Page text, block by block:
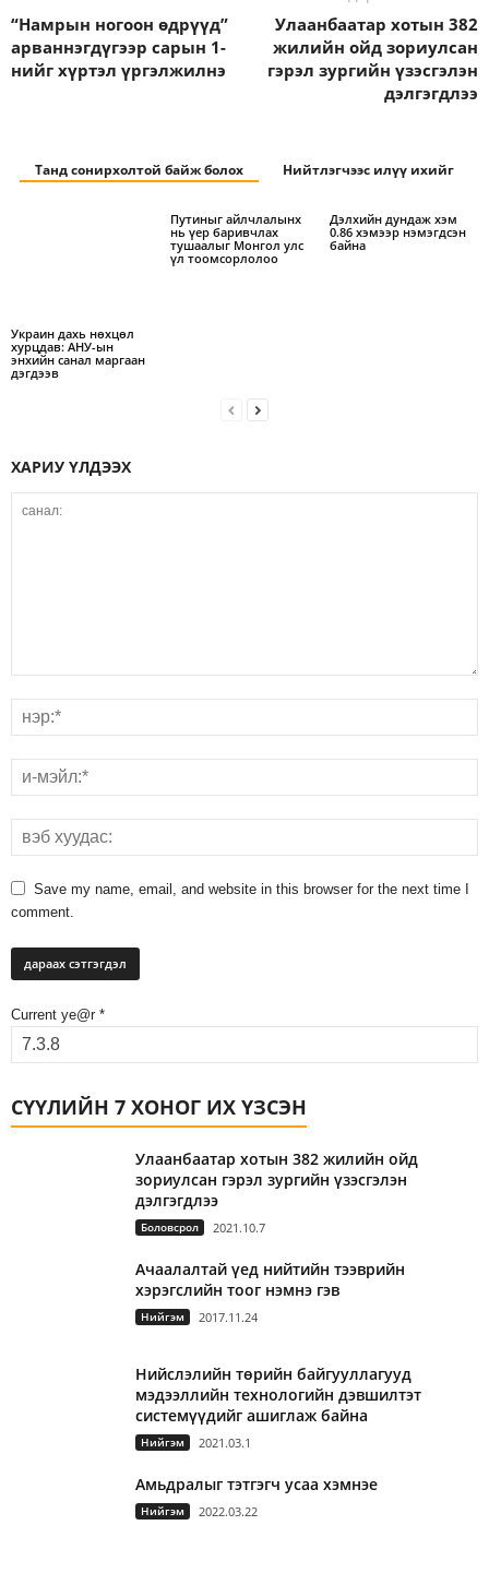
“Намрын ногоон өдрүүд”
арваннэгдүгээр сарын 1-
нийг хүртэл үргэлжилнэ
Улаанбаатар хотын 382
жилийн ойд зориулсан
гэрэл зургийн үзэсгэлэн
дэлгэгдлээ
Танд сонирхолтой байж болох Нийтлэгчээс илүү ихийг
Украин дахь нөхцөл
хурцдав: АНУ-ын
энхийн санал маргаан
дэгдээв
Путиныг айлчлалынх
нь үер баривчлах
тушаалыг Монгол улс
үл тоомсорлолоо
Дэлхийн дундаж хэм
0.86 хэмээр нэмэгдсэн
байна
ХАРИУ ҮЛДЭЭХ
Save my name, email, and website in this browser for the next time I
comment.
Current ye@r *
СҮҮЛИЙН 7 ХОНОГ ИХ ҮЗСЭН
Улаанбаатар хотын 382 жилийн ойд
зориулсан гэрэл зургийн үзэсгэлэн
дэлгэгдлээ
Боловсрол 2021.10.7
Ачаалалтай үед нийтийн тээврийн
хэрэгслийн тоог нэмнэ гэв
Нийгэм 2017.11.24
Нийслэлийн төрийн байгууллагууд
мэдээллийн технологийн дэвшилтэт
системүүдийг ашиглаж байна
Нийгэм 2021.03.1
Амьдралыг тэтгэгч усаа хэмнэе
Нийгэм 2022.03.22